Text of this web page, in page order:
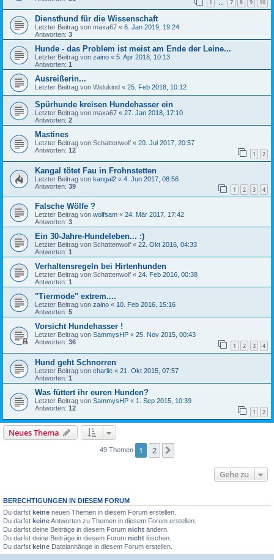
1 7 8 9 10
Diensthund für die Wissenschaft
Letzter Beitrag von maxa67 « 6. Jan 2019, 19:24
Antworten: 3
Hunde - das Problem ist meist am Ende der Leine...
Letzter Beitrag von zaino « 5. Apr 2018, 10:13
Antworten: 1
Ausreißerin...
Letzter Beitrag von Widukind « 25. Feb 2018, 10:12
Spürhunde kreisen Hundehasser ein
Letzter Beitrag von maxa67 « 27. Jan 2018, 17:10
Antworten: 2
Mastines
Letzter Beitrag von Schattenwolf « 20. Jul 2017, 20:57
Antworten: 12 1 2
Kangal tötet Fau in Frohnstetten
Letzter Beitrag von kangal2 « 4. Jun 2017, 08:56
Antworten: 39 1 2 3 4
Falsche Wölfe ?
Letzter Beitrag von wolfsam « 24. Mär 2017, 17:42
Antworten: 3
Ein 30-Jahre-Hundeleben... :)
Letzter Beitrag von Schattenwolf « 22. Okt 2016, 04:33
Antworten: 1
Verhaltensregeln bei Hirtenhunden
Letzter Beitrag von Schattenwolf « 24. Feb 2016, 00:38
Antworten: 1
"Tiermode" extrem....
Letzter Beitrag von zaino « 10. Feb 2016, 15:16
Antworten: 5
Vorsicht Hundehasser !
Letzter Beitrag von SammysHP « 25. Nov 2015, 00:43
Antworten: 36 1 2 3 4
Hund geht Schnorren
Letzter Beitrag von charlie « 21. Okt 2015, 07:57
Antworten: 1
Was füttert ihr euren Hunden?
Letzter Beitrag von SammysHP « 1. Sep 2015, 10:39
Antworten: 12 1 2
Neues Thema
49 Themen 1 2
Gehe zu
BERECHTIGUNGEN IN DIESEM FORUM
Du darfst keine neuen Themen in diesem Forum erstellen.
Du darfst keineAntworten zu Themen in diesem Forum erstellen.
Du darfst deine Beiträge in diesem Forum nicht ändern.
Du darfst deine Beiträge in diesem Forum nicht löschen.
Du darfst keine Dateianhänge in diesem Forum erstellen.